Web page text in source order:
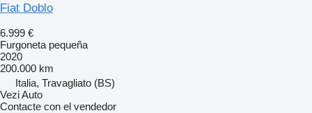
Fiat Doblo
6.999 €
Furgoneta pequeña
2020
200.000 km
Italia, Travagliato (BS)
Vezi Auto
Contacte con el vendedor